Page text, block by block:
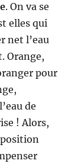
. On va se
elles qui
net l’eau
Orange,
pour
de
! Alors,